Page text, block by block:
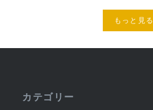
もっと見る
カテゴリー